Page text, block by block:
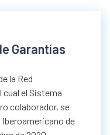
Garantías
la Red
cual el Sistema
colaborador, se
de